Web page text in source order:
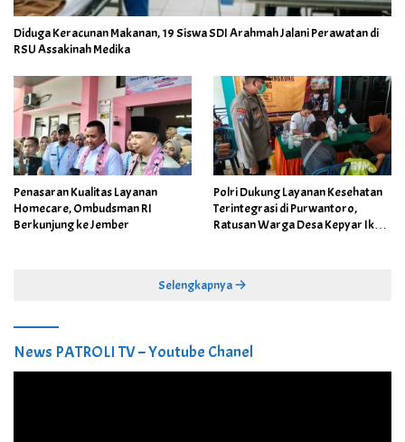
Diduga Keracunan Makanan, 19 Siswa SDI Arahmah Jalani Perawatan di
RSU Assakinah Medika
Penasaran Kualitas Layanan
Homecare, Ombudsman RI
Berkunjung ke Jember
Polri Dukung Layanan Kesehatan
Terintegrasi di Purwantoro,
Ratusan Warga Desa Kepyar Ikuti
Selengkapnya
News PATROLI TV – Youtube Chanel